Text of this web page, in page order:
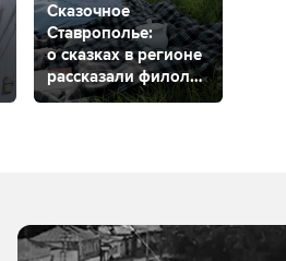
Сказочное
Ставрополье:
о сказках в регионе
рассказали филолог
и культуролог